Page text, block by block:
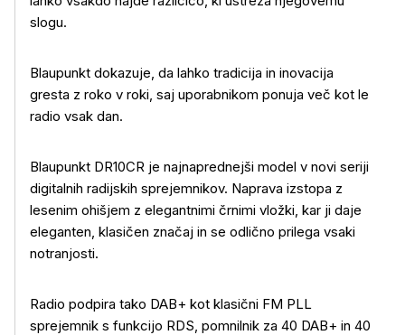
slogu.
Blaupunkt dokazuje, da lahko tradicija in inovacija
gresta z roko v roki, saj uporabnikom ponuja več kot le
radio vsak dan.
Blaupunkt DR10CR je najnaprednejši model v novi seriji
digitalnih radijskih sprejemnikov. Naprava izstopa z
lesenim ohišjem z elegantnimi črnimi vložki, kar ji daje
eleganten, klasičen značaj in se odlično prilega vsaki
notranjosti.
Radio podpira tako DAB+ kot klasični FM PLL
sprejemnik s funkcijo RDS, pomnilnik za 40 DAB+ in 40